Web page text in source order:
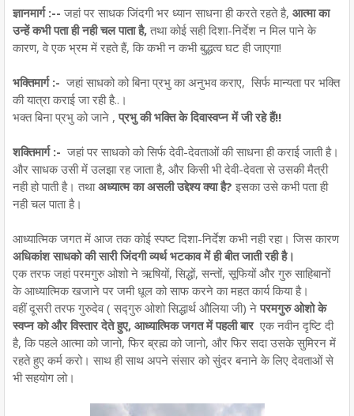
ज्ञानमार्ग :-- जहां पर साधक जिंदगी भर ध्यान साधना ही करते रहते है, आत्मा का
उन्हें कभी पता ही नही चल पाता है, तथा कोई सही दिशा-निर्देश न मिल पाने के
कारण, वे एक भ्रम में रहते हैं, कि कभी न कभी बुद्धत्व घट ही जाएगा!
भक्तिमार्ग :- जहां साधको को बिना प्रभु का अनुभव कराए, सिर्फ मान्यता पर भक्ति
की यात्रा कराई जा रही है..।
भक्त बिना प्रभु को जाने , प्रभु की भक्ति के दिवास्वप्न में जी रहे हैं!!
शक्तिमार्ग :- जहां पर साधको को सिर्फ देवी-देवताओं की साधना ही कराई जाती है।
और साधक उसी में उलझा रह जाता है, और किसी भी देवी-देवता से उसकी मैत्री
नही हो पाती है। तथाअध्यात्म का असली उद्देश्य क्या है? इसका उसे कभी पता ही
नही चल पाता है।
आध्यात्मिक जगत में आज तक कोई स्पष्ट दिशा-निर्देश कभी नही रहा। जिस कारण
अधिकांश साधको की सारी जिंदगी व्यर्थ भटकाव में ही बीत जाती रही है।
एक तरफ जहां परमगुरु ओशो ने ऋषियों, सिद्धों, सन्तों, सूफियों और गुरु साहिबानों
के आध्यात्मिक खजाने पर जमी धूल को साफ करने का महत कार्य किया है।
वहीं दूसरी तरफ गुरुदेव ( सद्गुरु ओशो सिद्धार्थ औलिया जी) ने परमगुरु ओशो के
स्वप्न को और विस्तार देते हुए, आध्यात्मिक जगत में पहली बारएक नवीन दृष्टि दी
है, कि पहले आत्मा को जानो, फिर ब्रह्म को जानो, और फिर सदा उसके सुमिरन में
रहते हुए कर्म करो। साथ ही साथ अपने संसार को सुंदर बनाने के लिए देवताओं से
भी सहयोग लो।